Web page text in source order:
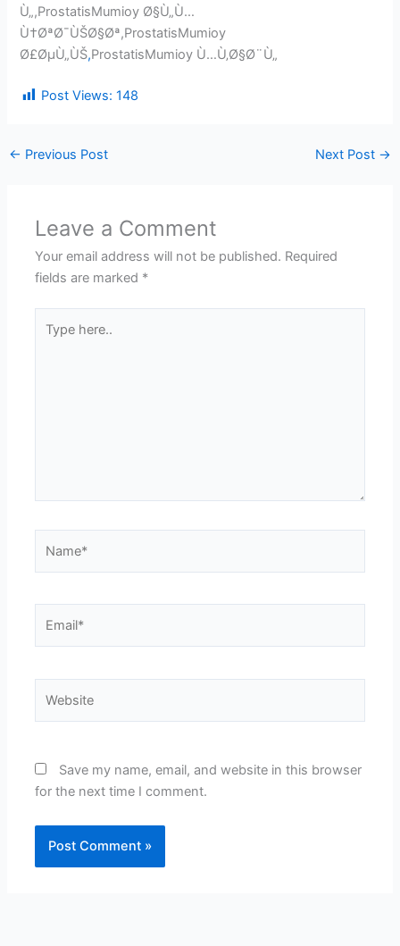
Ù„,ProstatisMumioy Ø§Ù„Ù…
Ù†ØªØ¯ÙŠØ§Øª,ProstatisMumioy
Ø£ØµÙ„ÙŠ,ProstatisMumioy Ù…Ù‚Ø§Ø¨Ù„
Post Views: 148
← Previous Post Next Post →
Leave a Comment
Your email address will not be published. Required
fields are marked *
here..
Save my name, email, and website in this browser
for the next time I comment.